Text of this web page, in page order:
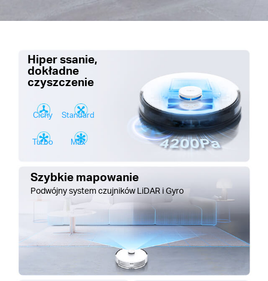
Hiper ssanie,
dokładne
czyszczenie
Cichy Standard
Turbo Max
Szybkie mapowanie
Podwójny system czujników LiDAR i Gyro